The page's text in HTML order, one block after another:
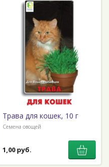
Трава для кошек, 10 г
Семена овощей
1,00 руб.